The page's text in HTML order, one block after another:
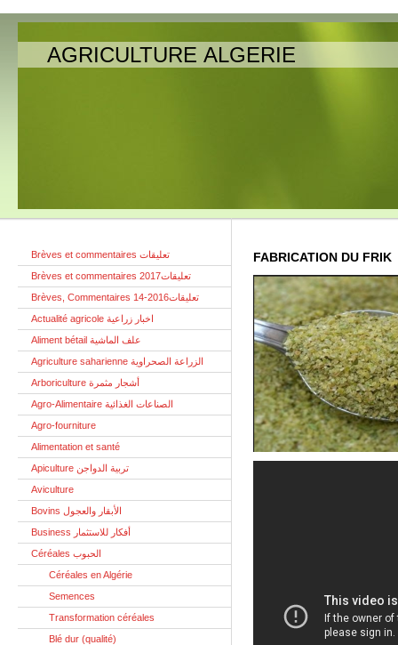
AGRICULTURE ALGERIE
Brèves et commentaires تعليقات
Brèves et commentaires تعليقات2017
Brèves, Commentaires تعليقات2016-14
Actualité agricole اخبار زراعية
Aliment bétail علف الماشية
Agriculture saharienne الزراعة الصحراوية
Arboriculture أشجار مثمرة
Agro-Alimentaire الصناعات الغذائية
Agro-fourniture
Alimentation et santé
Apiculture تربية الدواجن
Aviculture
Bovins الأبقار والعجول
Business أفكار للاستثمار
Céréales الحبوب
Céréales en Algérie
Semences
Transformation céréales
Blé dur (qualité)
FABRICATION DU FRIK